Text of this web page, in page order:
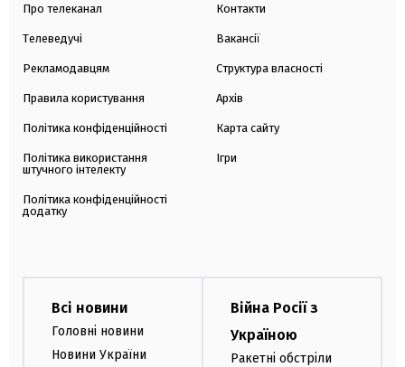
Про телеканал
Телеведучі
Рекламодавцям
Правила користування
Політика конфіденційності
Політика використання
штучного інтелекту
Політика конфіденційності
додатку
Контакти
Вакансії
Структура власності
Архів
Карта сайту
Ігри
Всі новини
Головні новини
Новини України
Війна Росії з
Україною
Ракетні обстріли